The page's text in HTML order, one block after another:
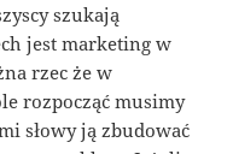
szukają
jest marketing w
rzec że w
rozpocząć musimy
słowy ją zbudować